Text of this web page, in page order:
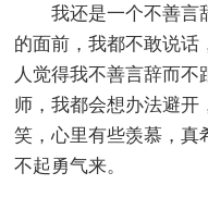
我还是一个不善言
的面前，我都不敢说话
人觉得我不善言辞而
师，我都会想办法避开
笑，心里有些羡慕，真
不起勇气来。